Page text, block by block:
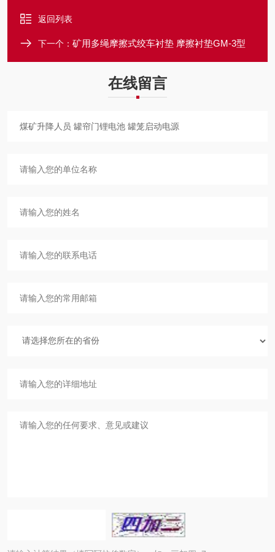
返回列表
下一个： 矿用多绳摩擦式绞车衬垫 摩擦衬垫GM-3型
在线留言